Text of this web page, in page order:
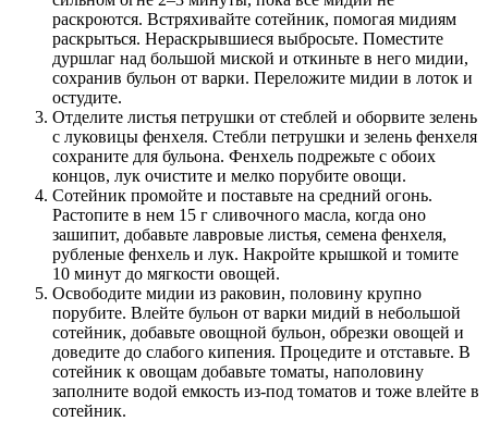
раскроются. Встряхивайте сотейник, помогая мидиям
раскрыться. Нераскрывшиеся выбросьте. Поместите
дуршлаг над большой миской и откиньте в него мидии,
сохранив бульон от варки. Переложите мидии в лоток и
остудите.
Отделите листья петрушки от стеблей и оборвите зелень
с луковицы фенхеля. Стебли петрушки и зелень фенхеля
сохраните для бульона. Фенхель подрежьте с обоих
концов, лук очистите и мелко порубите овощи.
Сотейник промойте и поставьте на средний огонь.
Растопите в нем 15 г сливочного масла, когда оно
зашипит, добавьте лавровые листья, семена фенхеля,
рубленые фенхель и лук. Накройте крышкой и томите
10 минут до мягкости овощей.
Освободите мидии из раковин, половину крупно
порубите. Влейте бульон от варки мидий в небольшой
сотейник, добавьте овощной бульон, обрезки овощей и
доведите до слабого кипения. Процедите и отставьте. В
сотейник к овощам добавьте томаты, наполовину
заполните водой емкость из-под томатов и тоже влейте в
сотейник.